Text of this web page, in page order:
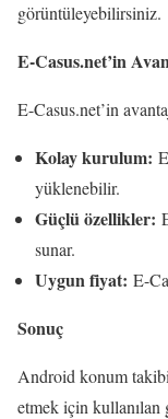
görüntüleyebilirsiniz.
E-Casus.net’in
E-Casus.net’in
Kolay kurulum:
yüklenebilir.
Güçlü özellikler:
sunar.
Uygun fiyat: E-
Sonuç
Android konum
etmek için kullanılan